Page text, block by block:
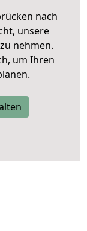
nach
unsere
nehmen.
um Ihren